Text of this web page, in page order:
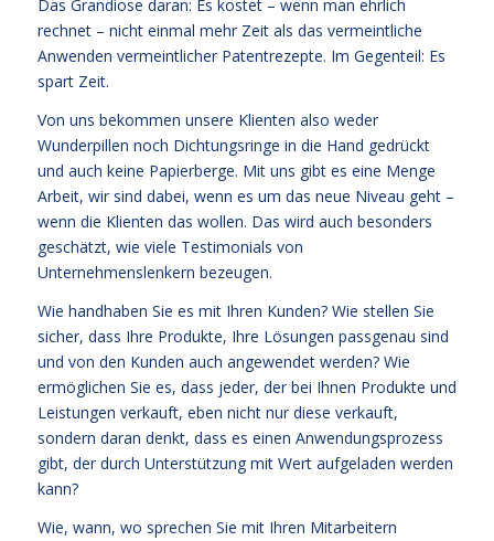
Das Grandiose daran: Es kostet – wenn man ehrlich
rechnet – nicht einmal mehr Zeit als das vermeintliche
Anwenden vermeintlicher Patentrezepte. Im Gegenteil: Es
spart Zeit.
Von uns bekommen unsere Klienten also weder
Wunderpillen noch Dichtungsringe in die Hand gedrückt
und auch keine Papierberge. Mit uns gibt es eine Menge
Arbeit, wir sind dabei, wenn es um das neue Niveau geht –
wenn die Klienten das wollen. Das wird auch besonders
geschätzt, wie viele Testimonials von
Unternehmenslenkern bezeugen.
Wie handhaben Sie es mit Ihren Kunden? Wie stellen Sie
sicher, dass Ihre Produkte, Ihre Lösungen passgenau sind
und von den Kunden auch angewendet werden? Wie
ermöglichen Sie es, dass jeder, der bei Ihnen Produkte und
Leistungen verkauft, eben nicht nur diese verkauft,
sondern daran denkt, dass es einen Anwendungsprozess
gibt, der durch Unterstützung mit Wert aufgeladen werden
kann?
Wie, wann, wo sprechen Sie mit Ihren Mitarbeitern